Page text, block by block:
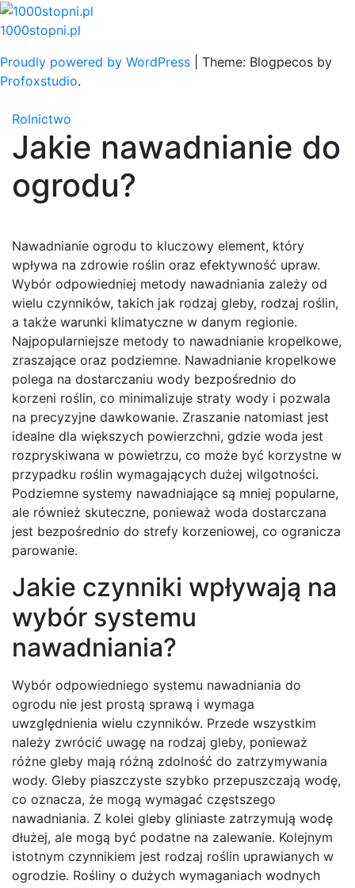
Skip
to
1000stopni.pl
Proudly powered by WordPress
Theme: Blogpecos by
Profoxstudio.
Rolnictwo
Jakie nawadnianie do
ogrodu?
Nawadnianie ogrodu to kluczowy element, który
wpływa na zdrowie roślin oraz efektywność upraw.
Wybór odpowiedniej metody nawadniania zależy od
wielu czynników, takich jak rodzaj gleby, rodzaj roślin,
a także warunki klimatyczne w danym regionie.
Najpopularniejsze metody to nawadnianie kropelkowe,
zraszające oraz podziemne. Nawadnianie kropelkowe
polega na dostarczaniu wody bezpośrednio do
korzeni roślin, co minimalizuje straty wody i pozwala
na precyzyjne dawkowanie. Zraszanie natomiast jest
idealne dla większych powierzchni, gdzie woda jest
rozpryskiwana w powietrzu, co może być korzystne w
przypadku roślin wymagających dużej wilgotności.
Podziemne systemy nawadniające są mniej popularne,
ale również skuteczne, ponieważ woda dostarczana
jest bezpośrednio do strefy korzeniowej, co ogranicza
parowanie.
Jakie czynniki wpływają na
wybór systemu
nawadniania?
Wybór odpowiedniego systemu nawadniania do
ogrodu nie jest prostą sprawą i wymaga
uwzględnienia wielu czynników. Przede wszystkim
należy zwrócić uwagę na rodzaj gleby, ponieważ
różne gleby mają różną zdolność do zatrzymywania
wody. Gleby piaszczyste szybko przepuszczają wodę,
co oznacza, że mogą wymagać częstszego
nawadniania. Z kolei gleby gliniaste zatrzymują wodę
dłużej, ale mogą być podatne na zalewanie. Kolejnym
istotnym czynnikiem jest rodzaj roślin uprawianych w
ogrodzie. Rośliny o dużych wymaganiach wodnych